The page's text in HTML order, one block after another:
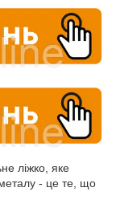
ліжко, яке
металу - це те, що